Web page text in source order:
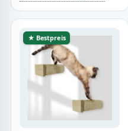
★ Bestpreis